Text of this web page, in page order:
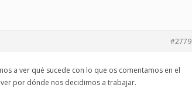
#2779
a ver qué sucede con lo que os comentamos en el
por dónde nos decidimos a trabajar.